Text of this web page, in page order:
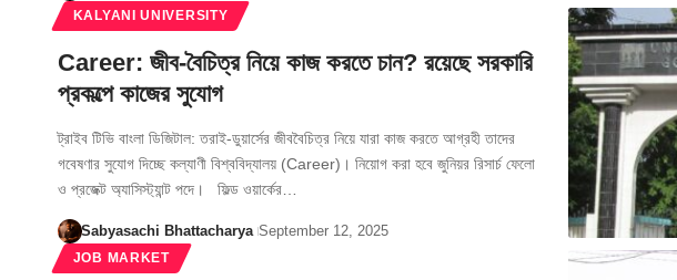
KALYANI UNIVERSITY
Career: জীব-বৈচিত্র নিয়ে কাজ করতে চান? রয়েছে সরকারি
প্রকল্পে কাজের সুযোগ
ট্রাইব টিভি বাংলা ডিজিটাল: তরাই-ডুয়ার্সের জীববৈচিত্র নিয়ে যারা কাজ করতে আগ্রহী তাদের
গবেষণার সুযোগ দিচ্ছে কল্যাণী বিশ্ববিদ্যালয় (Career)। নিয়োগ করা হবে জুনিয়র রিসার্চ ফেলো
ও প্রজেক্ট অ্যাসিস্ট্যান্ট পদে। ফিল্ড ওয়ার্কের…
Sabyasachi Bhattacharya September 12, 2025
JOB MARKET